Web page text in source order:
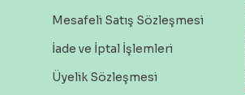
Mesafeli Satış Sözleşmesi
İade ve İptal İşlemleri
Üyelik Sözleşmesi